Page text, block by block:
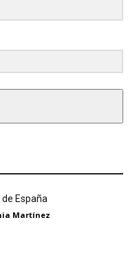
España
Martínez